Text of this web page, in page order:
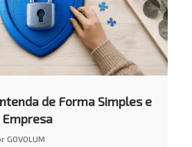
de Forma Simples e
Empresa
GOVOLUM